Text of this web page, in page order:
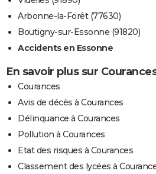
Arbonne-la-Forêt (77630)
Boutigny-sur-Essonne (91820)
Accidents en Essonne
En savoir plus sur
Courances
Avis de décès à Courances
Délinquance à Courances
Pollution à Courances
Etat des risques à Courances
Classement des lycées à